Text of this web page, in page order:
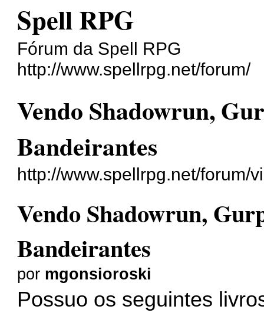
Spell RPG
Fórum da Spell RPG
http://www.spellrpg.net/forum/
Vendo Shadowrun,
Bandeirantes
http://www.spellrpg.net/forum/
Vendo Shadowrun,
Bandeirantes
por mgonsioroski
Possuo os seguintes